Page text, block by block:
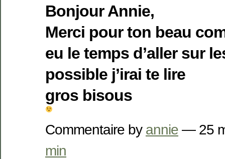
Bonjour Annie,
Merci pour ton beau
eu le temps d’aller sur
possible j’irai te lire
gros bisous
Commentaire by annie — 25
min